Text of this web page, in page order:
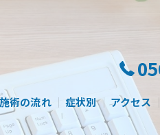
術の流れ 症状別 アクセス